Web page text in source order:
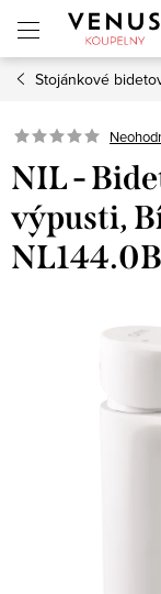
obsah
Stojánkové
NIL -
výpusti,